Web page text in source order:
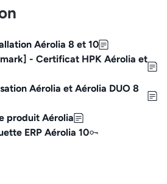
Aérolia 8 et 10
- Certificat HPK Aérolia et
Aérolia et Aérolia DUO 8
produit Aérolia
ERP Aérolia 10